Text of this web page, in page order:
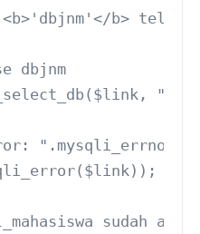
b> telah
dbjnm
sudah